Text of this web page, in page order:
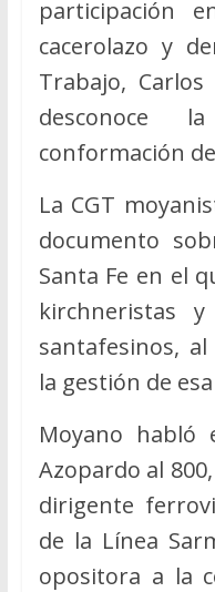
participación
cacerolazo y
Trabajo,
desconoce
conformación
La CGT
documento
Santa Fe en el
kirchneristas
santafesinos,
la gestión de
Moyano habló
Azopardo al
dirigente
de la Línea
opositora a la